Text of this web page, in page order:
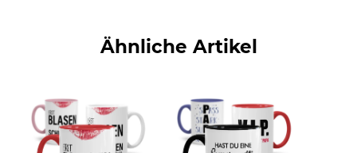
Ähnliche Artikel